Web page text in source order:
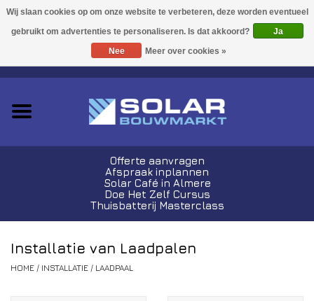
0 Artikelen - €0,00
Acties!
Kabels en Stekkers
Offerte aanvragen
Afspraak inplannen
Solar Café in Almere
Doe Het Zelf Cursus
Thuisbatterij Masterclass
Installatie van Laadpalen
HOME / INSTALLATIE / LAADPAAL
Ja
Nee
Meer over cookies »